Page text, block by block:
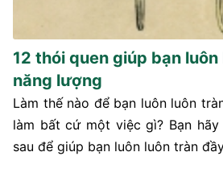
12 thói quen giúp bạn
năng lượng
Làm thế nào để bạn luôn luôn
làm bất cứ một việc gì? Bạn
sau để giúp bạn luôn luôn tràn